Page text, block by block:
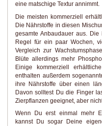
eine matschige Textur annimmt.
Die meisten kommerziell
Die Nährstoffe in diesen
gesamte Anbaudauer aus.
Regel für ein paar Wochen,
Vergleich zur
Blüte allerdings mehr
Einige kommerziell
enthalten außerdem
ihre Nährstoffe über einen
Davon solltest Du die Finger
Zierpflanzen geeignet, aber
Wenn Du erst einmal mehr
kannst Du sogar Deine